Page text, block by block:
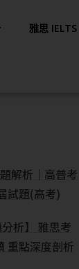
雅思 IELTS
解析｜高普考
試題(高考)
析】 雅思考
重點深度剖析